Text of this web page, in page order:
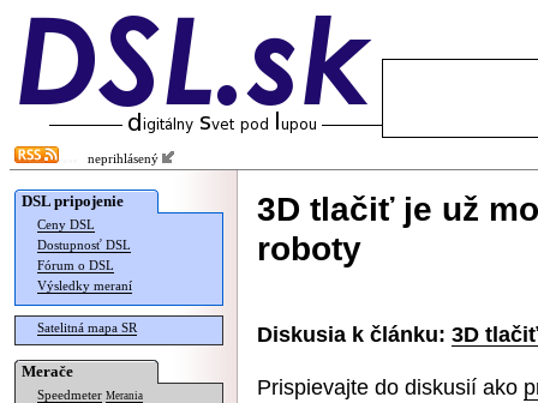
neprihlásený
DSL pripojenie
Ceny DSL
Dostupnosť DSL
Fórum o DSL
Výsledky meraní
Satelitná mapa SR
Merače
Speedmeter Merania
3D tlačiť je už
roboty
Diskusia k článku: 3D
Prispievajte do diskusií ako